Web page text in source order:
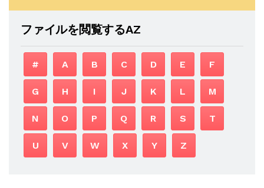
ファイルを閲覧するAZ
# A B C D E F
G H I J K L M
N O P Q R S T
U V W X Y Z